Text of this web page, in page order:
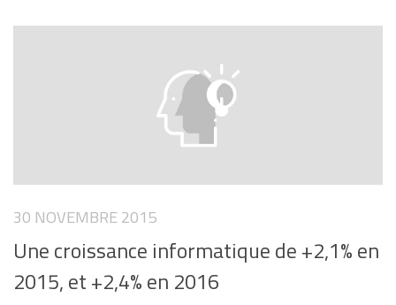
30 NOVEMBRE 2015
Une croissance informatique de +2,1% en
2015, et +2,4% en 2016